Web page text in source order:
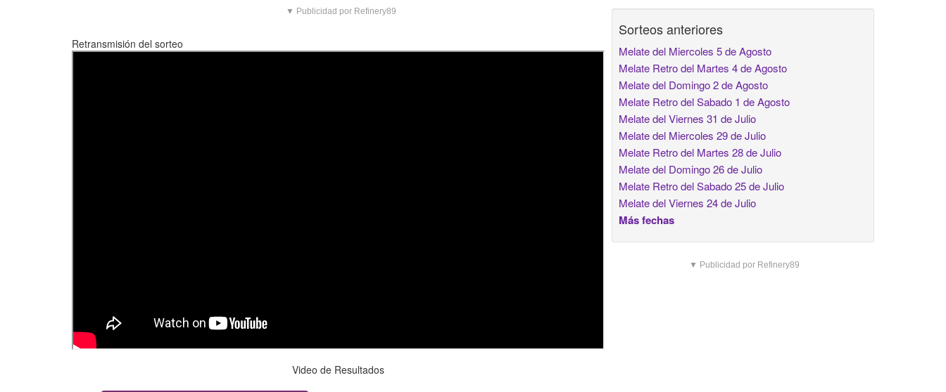
▼ Publicidad por Refinery89
Retransmisión del sorteo
Video de Resultados
Sorteos anteriores
Melate del Miercoles 5 de Agosto
Melate Retro del Martes 4 de Agosto
Melate del Domingo 2 de Agosto
Melate Retro del Sabado 1 de Agosto
Melate del Viernes 31 de Julio
Melate del Miercoles 29 de Julio
Melate Retro del Martes 28 de Julio
Melate del Domingo 26 de Julio
Melate Retro del Sabado 25 de Julio
Melate del Viernes 24 de Julio
Más fechas
▼ Publicidad por Refinery89